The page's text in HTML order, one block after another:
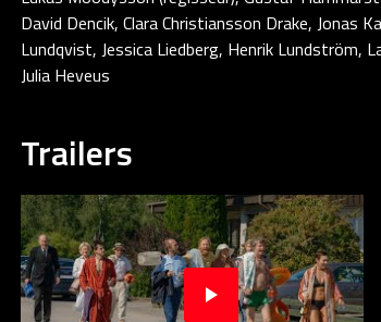
David Dencik, Clara Christiansson Drake, Jonas
Lundqvist, Jessica Liedberg, Henrik Lundström,
Julia Heveus
Trailers